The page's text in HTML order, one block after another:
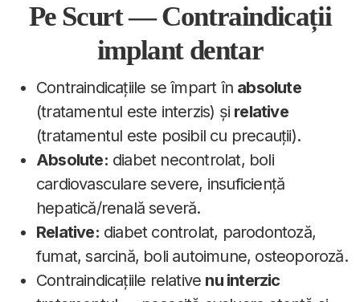
Pe Scurt — Contraindicații
implant dentar
Contraindicațiile se împart în absolute
(tratamentul este interzis) și relative
(tratamentul este posibil cu precauții).
Absolute: diabet necontrolat, boli
cardiovasculare severe, insuficiență
hepatică/renală severă.
Relative: diabet controlat, parodontoză,
fumat, sarcină, boli autoimune, osteoporoză.
Contraindicațiile relative nu interzic